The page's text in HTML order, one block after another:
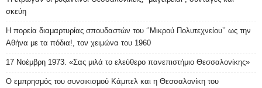
σκεύη
Η πορεία διαμαρτυρίας σπουδαστών του ‘’Μικρού Πολυτεχνείου’’ ως την
Αθήνα με τα πόδια!, τον χειμώνα του 1960
17 Νοέμβρη 1973. «Σας μιλά το ελεύθερο πανεπιστήμιο Θεσσαλονίκης»
Ο εμπρησμός του συνοικισμού Κάμπελ και η Θεσσαλονίκη του